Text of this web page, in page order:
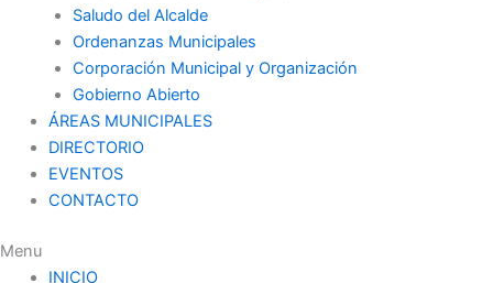
Saludo del Alcalde
Ordenanzas Municipales
Corporación Municipal y Organización
Gobierno Abierto
ÁREAS MUNICIPALES
DIRECTORIO
EVENTOS
CONTACTO
Menu
INICIO